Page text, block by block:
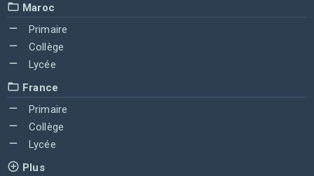
Maroc
Primaire
Collège
Lycée
France
Primaire
Collège
Lycée
Plus